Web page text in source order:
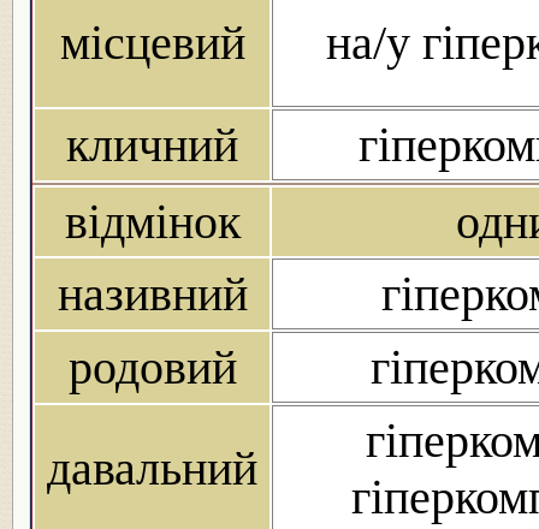
місцевий
на/у
кличний
відмінок
називний
родовий
давальний